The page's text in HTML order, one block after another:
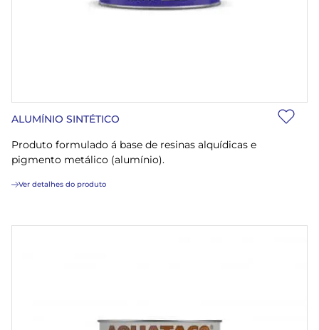
ALUMÍNIO SINTÉTICO
Produto formulado á base de resinas alquídicas e
pigmento metálico (alumínio).
Ver detalhes do produto